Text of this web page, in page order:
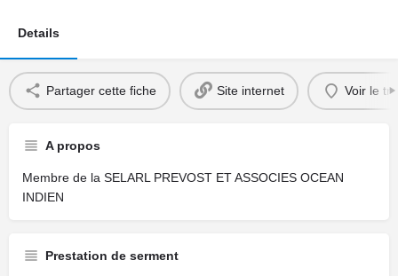
Details
Partager cette fiche Site internet Voir le
A propos
Membre de la SELARL PREVOST ET ASSOCIES OCEAN
INDIEN
Prestation de serment